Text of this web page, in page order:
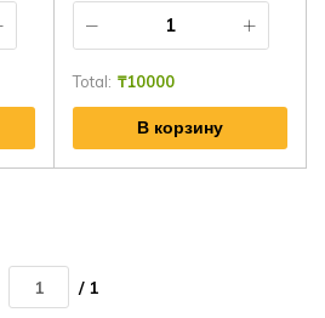
Total: ₸10000
В корзину
/ 1